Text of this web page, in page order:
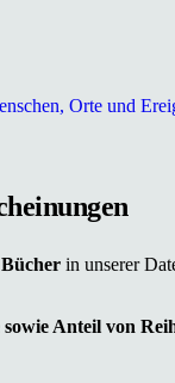
Orte und
Bücher in unserer
Anteil von